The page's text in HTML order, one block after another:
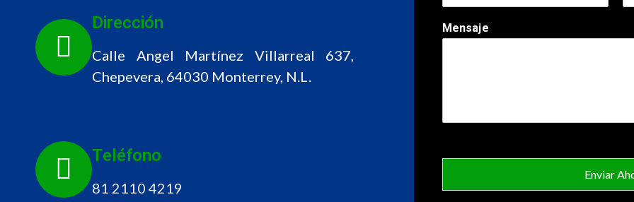
Dirección
Calle Angel Martínez Villarreal 637,
Chepevera, 64030 Monterrey, N.L.
Teléfono
81 2110 4219
Mensaje
Enviar